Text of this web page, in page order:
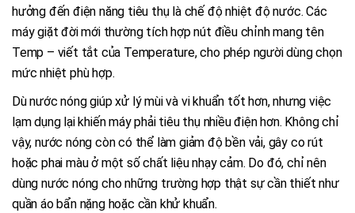
hưởng đến điện năng tiêu thụ là chế độ nhiệt độ nước. Các
máy giặt đời mới thường tích hợp nút điều chỉnh mang tên
Temp – viết tắt của Temperature, cho phép người dùng chọn
mức nhiệt phù hợp.
Dù nước nóng giúp xử lý mùi và vi khuẩn tốt hơn, nhưng việc
lạm dụng lại khiến máy phải tiêu thụ nhiều điện hơn. Không chỉ
vậy, nước nóng còn có thể làm giảm độ bền vải, gây co rút
hoặc phai màu ở một số chất liệu nhạy cảm. Do đó, chỉ nên
dùng nước nóng cho những trường hợp thật sự cần thiết như
quần áo bẩn nặng hoặc cần khử khuẩn.